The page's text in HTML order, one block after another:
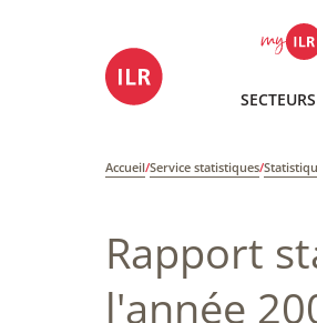
Accueil/Service statistiques/
Rapport
l'année